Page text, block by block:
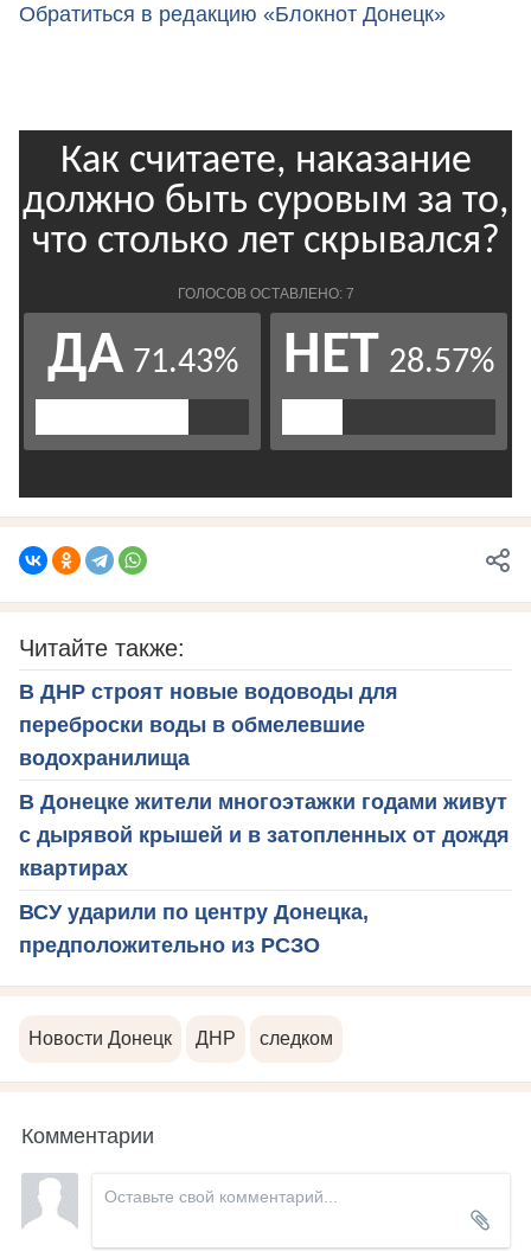
Обратиться в редакцию «Блокнот Донецк»
Читайте также:
В ДНР строят новые водоводы для
переброски воды в обмелевшие
водохранилища
В Донецке жители многоэтажки годами живут
с дырявой крышей и в затопленных от дождя
квартирах
ВСУ ударили по центру Донецка,
предположительно из РСЗО
Новости Донецк ДНР следком
Комментарии